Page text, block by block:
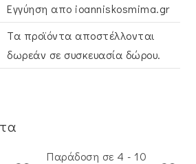
Εγγύηση απο ioanniskosmima.gr
Τα προϊόντα αποστέλλονται
δωρεάν σε συσκευασία δώρου.
Παράδοση σε 4 - 10